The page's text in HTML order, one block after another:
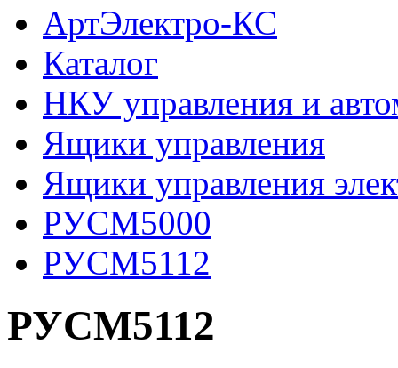
АртЭлектро-КС
Каталог
НКУ управления и
Ящики управления
Ящики управления
РУСМ5000
РУСМ5112
РУСМ5112